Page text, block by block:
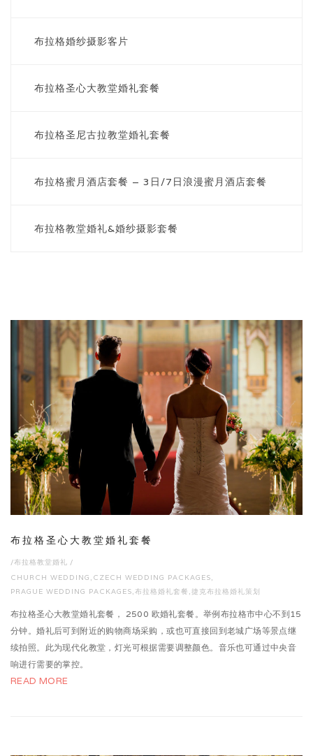
布拉格圣尼古拉教堂婚礼
布拉格圣心大教堂婚礼
布拉格婚纱摄影客片
布拉格圣心大教堂婚礼套餐
布拉格圣尼古拉教堂婚礼套餐
布拉格蜜月酒店套餐 – 3日/7日浪漫蜜月酒店套餐
布拉格教堂婚礼&婚纱摄影套餐
布拉格圣心大教堂婚礼套餐
/布拉格教堂婚礼 /
CHURCH WEDDING , CZECH WEDDING PACKAGES,
PRAGUE WEDDING PACKAGES,布拉格婚礼套餐 ,捷克布拉格婚礼策划
布拉格圣心大教堂婚礼套餐， 2500 欧婚礼套餐。举例布拉格市中心不到15
分钟。婚礼后可到附近的购物商场采购，或也可直接回到老城广场等景点继
续拍照。此为现代化教堂，灯光可根据需要调整颜色。音乐也可通过中央音
响进行需要的掌控。
READ MORE